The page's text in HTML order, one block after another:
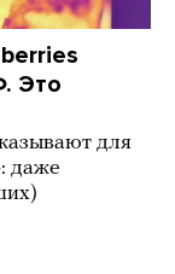
Это
для
даже